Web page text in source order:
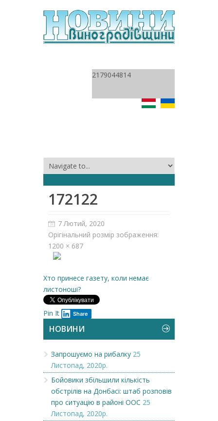
2179044814
172122
7 Лютий, 2020
Орігінальний розмір зображення:
1200 × 687
Хто принесе газету, коли немає
листоноші?
Pin It Share
НОВИНИ
Запрошуємо на рибалку 25
Листопад, 2020р.
Бойовики збільшили кількість
обстрілів на Донбасі: штаб розповів
про ситуацію в районі ООС 25
Листопад, 2020р.